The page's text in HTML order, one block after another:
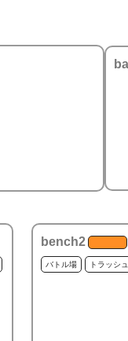
bench2
バトル場 トラッシュ